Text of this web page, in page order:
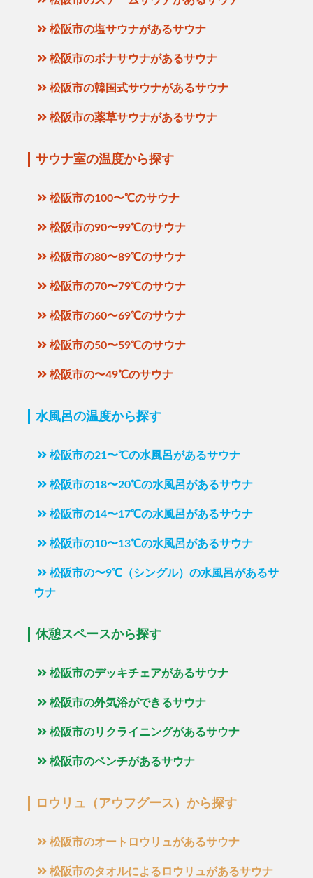
松阪市の塩サウナがあるサウナ
松阪市のボナサウナがあるサウナ
松阪市の韓国式サウナがあるサウナ
松阪市の薬草サウナがあるサウナ
サウナ室の温度から探す
松阪市の100〜℃のサウナ
松阪市の90〜99℃のサウナ
松阪市の80〜89℃のサウナ
松阪市の70〜79℃のサウナ
松阪市の60〜69℃のサウナ
松阪市の50〜59℃のサウナ
松阪市の〜49℃のサウナ
水風呂の温度から探す
松阪市の21〜℃の水風呂があるサウナ
松阪市の18〜20℃の水風呂があるサウナ
松阪市の14〜17℃の水風呂があるサウナ
松阪市の10〜13℃の水風呂があるサウナ
松阪市の〜9℃（シングル）の水風呂があるサ
ウナ
休憩スペースから探す
松阪市のデッキチェアがあるサウナ
松阪市の外気浴ができるサウナ
松阪市のリクライニングがあるサウナ
松阪市のベンチがあるサウナ
ロウリュ（アウフグース）から探す
松阪市のオートロウリュがあるサウナ
松阪市のタオルによるロウリュがあるサウナ